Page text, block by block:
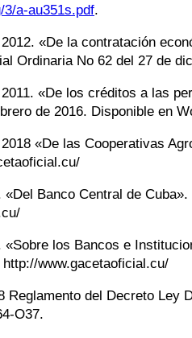
3/a-au351s.pdf.
«De la contratación
Ordinaria No 62 del 27 de
«De los créditos a las
de 2016. Disponible en
«De las Cooperativas
«Del Banco Central de
«Sobre los Bancos e
www.gacetaoficial.cu/
Reglamento del Decreto
O37.